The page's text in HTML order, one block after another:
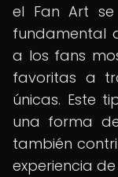
el Fan Art
fundamental
a los fans
favoritas a
únicas. Este
una forma
también
experiencia